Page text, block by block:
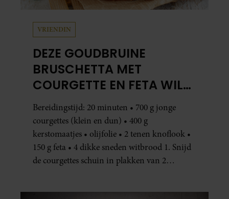
VRIENDIN
DEZE GOUDBRUINE
BRUSCHETTA MET
COURGETTE EN FETA WIL
JE METEEN MAKEN
Bereidingstijd: 20 minuten • 700 g jonge
courgettes (klein en dun) • 400 g
kerstomaatjes • olijfolie • 2 tenen knoflook •
150 g feta • 4 dikke sneden witbrood 1. Snijd
de courgettes schuin in plakken van 2